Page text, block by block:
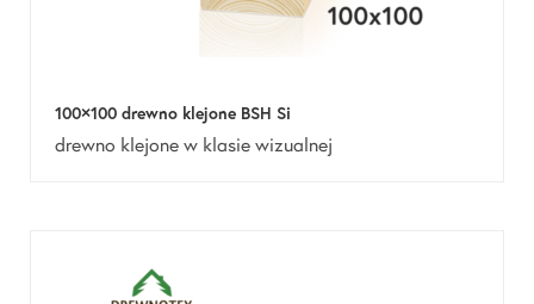
100×100 drewno klejone BSH Si
drewno klejone w klasie wizualnej